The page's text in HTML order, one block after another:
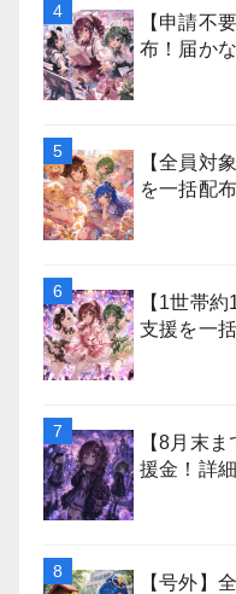
【申請不
布！届か
【全員対
を一括配
【1世帯
支援を一
【8月末
援金！詳
【号外】